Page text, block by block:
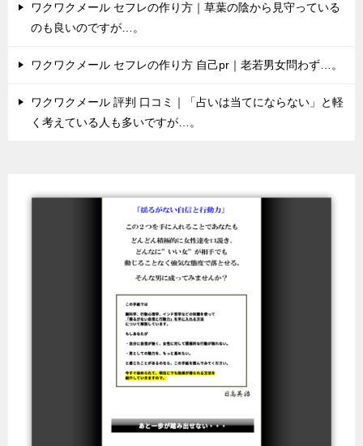
ワクワクメール セフレの作り方｜草葉の陰から見守っている
のも良いのですが…。
ワクワクメール セフレの作り方 自己pr｜老若男女問わず…。
ワクワクメール 評判 口コミ｜「占いは当てにならない」と軽
く考えている人も多いですが…。